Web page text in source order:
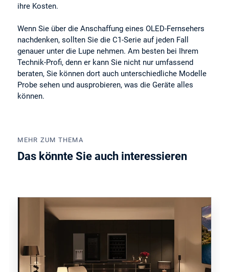
ihre Kosten.
Wenn Sie über die Anschaffung eines OLED-Fernsehers
nachdenken, sollten Sie die C1-Serie auf jeden Fall
genauer unter die Lupe nehmen. Am besten bei Ihrem
Technik-Profi, denn er kann Sie nicht nur umfassend
beraten, Sie können dort auch unterschiedliche Modelle
Probe sehen und ausprobieren, was die Geräte alles
können.
MEHR ZUM THEMA
Das könnte Sie auch interessieren